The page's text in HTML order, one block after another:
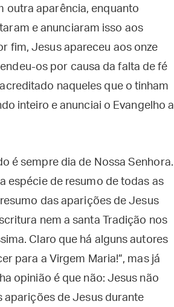
outra aparência, enquanto
e anunciaram isso aos
fim, Jesus apareceu aos onze
os por causa da falta de fé
naqueles que o tinham
inteiro e anunciai o Evangelho a
é sempre dia de Nossa Senhora.
espécie de resumo de todas as
das aparições de Jesus
nem a santa Tradição nos
Claro que há alguns autores
para a Virgem Maria!”, mas já
opinião é que não: Jesus não
aparições de Jesus durante